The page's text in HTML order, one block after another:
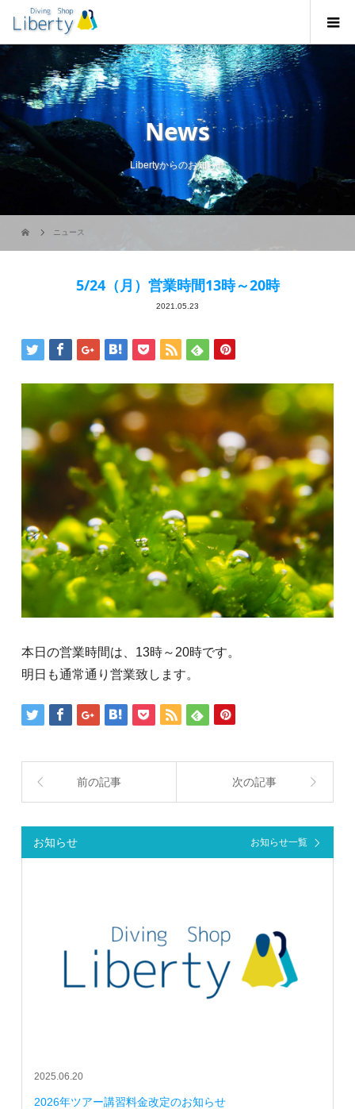
News
Libertyからのお知らせ
ニュース
5/24（月）営業時間13時～20時
2021.05.23
本日の営業時間は、13時～20時です。
明日も通常通り営業致します。
前の記事 次の記事
お知らせ お知らせ一覧
2025.06.20
2026年ツアー講習料金改定のお知らせ